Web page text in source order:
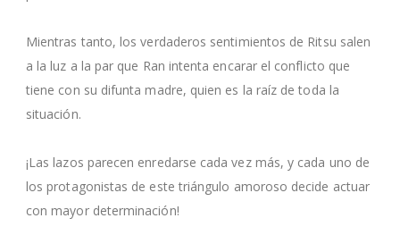
Mientras tanto, los verdaderos sentimientos de Ritsu salen
a la luz a la par que Ran intenta encarar el conflicto que
tiene con su difunta madre, quien es la raíz de toda la
situación.
¡Las lazos parecen enredarse cada vez más, y cada uno de
los protagonistas de este triángulo amoroso decide actuar
con mayor determinación!